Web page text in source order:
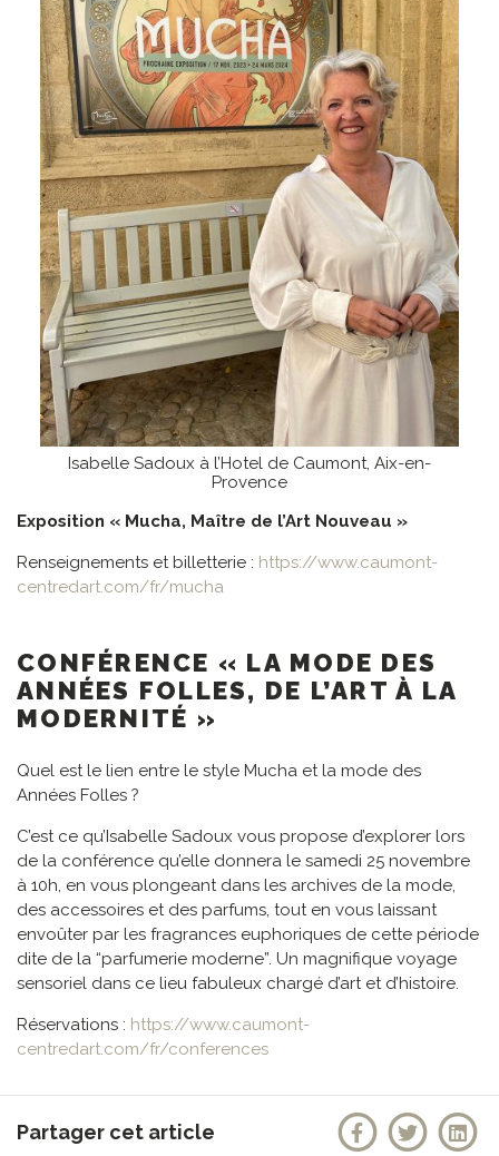
Isabelle Sadoux à l’Hotel de Caumont, Aix-en-
Provence
Exposition « Mucha, Maître de l’Art Nouveau »
Renseignements et billetterie : https://www.caumont-
centredart.com/fr/mucha
CONFÉRENCE « LA MODE DES
ANNÉES FOLLES, DE L’ART À LA
MODERNITÉ »
Quel est le lien entre le style Mucha et la mode des
Années Folles ?
C’est ce qu’Isabelle Sadoux vous propose d’explorer lors
de la conférence qu’elle donnera le samedi 25 novembre
à 10h, en vous plongeant dans les archives de la mode,
des accessoires et des parfums, tout en vous laissant
envoûter par les fragrances euphoriques de cette période
dite de la “parfumerie moderne”. Un magnifique voyage
sensoriel dans ce lieu fabuleux chargé d’art et d’histoire.
Réservations : https://www.caumont-
centredart.com/fr/conferences
Partager cet article